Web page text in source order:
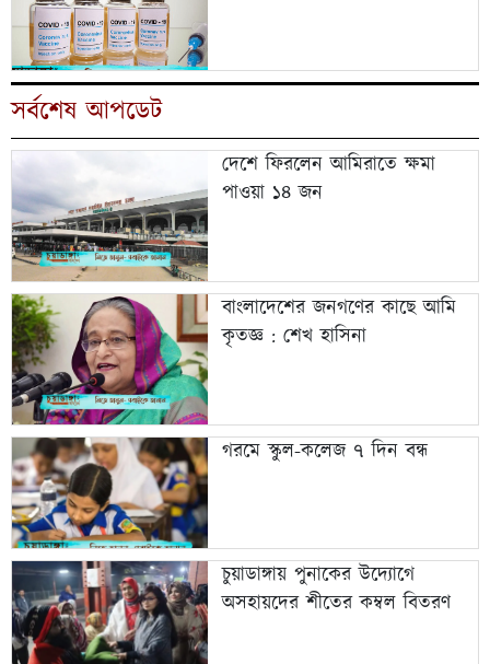
সর্বশেষ আপডেট
দেশে ফিরলেন আমিরাতে ক্ষমা
পাওয়া ১৪ জন
বাংলাদেশের জনগণের কাছে আমি
কৃতজ্ঞ : শেখ হাসিনা
গরমে স্কুল-কলেজ ৭ দিন বন্ধ
চুয়াডাঙ্গায় পুনাকের উদ্যোগে
অসহায়দের শীতের কম্বল বিতরণ